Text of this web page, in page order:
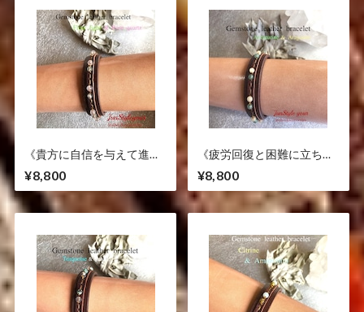
《貴方に自信を与えて進む
ーライト/ローズクオーツ
¥8,800
《疲労回復と困難に立ち向
わせ》アベンチュリン/アラ
ゴナイト
¥8,800